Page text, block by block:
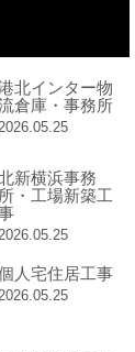
北インター物
倉庫・事務所
2026.05.25
新横浜事務
所・工場新築工
2026.05.25
人宅住居工事
2026.05.25